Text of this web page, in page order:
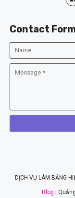
Contact
DỊCH VỤ LÀM BẢNG
Blog |